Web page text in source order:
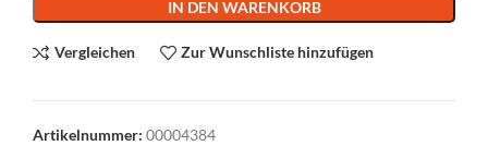
IN DEN WARENKORB
Vergleichen Zur Wunschliste hinzufügen
Artikelnummer: 00004384